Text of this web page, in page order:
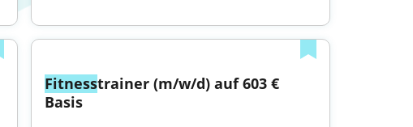
Fitnesstrainer (m/w/d) auf 603 €
Basis